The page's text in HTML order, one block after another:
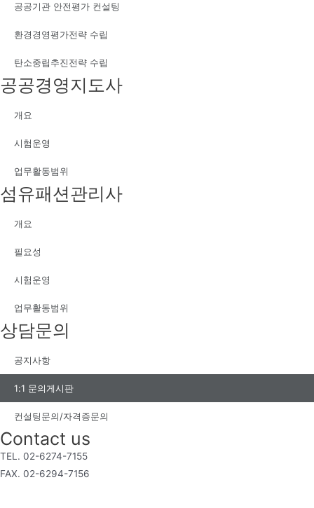
공공기관 안전평가 컨설팅
환경경영평가전략 수립
탄소중립추진전략 수립
공공경영지도사
개요
시험운영
업무활동범위
섬유패션관리사
개요
필요성
시험운영
업무활동범위
상담문의
공지사항
1:1 문의게시판
컨설팅문의/자격증문의
Contact us
TEL. 02-6274-7155
FAX. 02-6294-7156